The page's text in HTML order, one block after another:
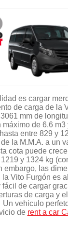
es cargar
de carga de la
mm de
máximo de 6,6 m3
entre 829 y
la M.M.A. a un
cota puede
y 1324 kg
embargo, las
la Vito Furgón es
fácil de cargar
de carga y
Un vehiculo
de rent a car